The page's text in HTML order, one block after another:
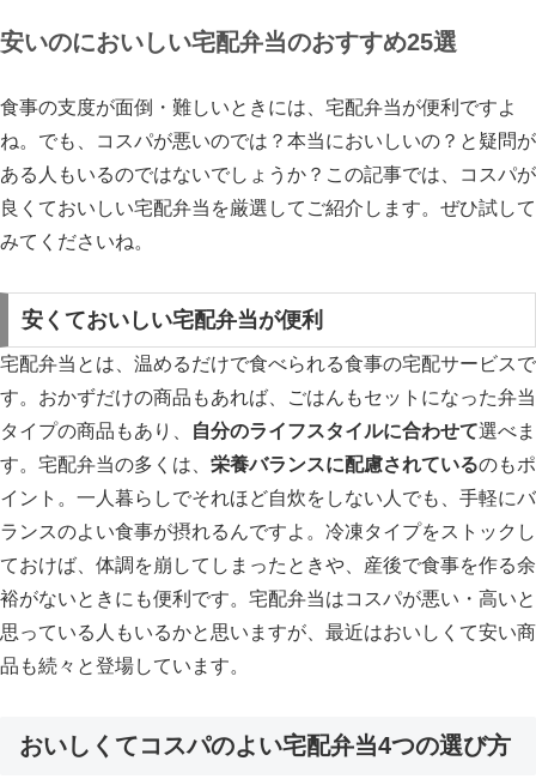
安いのにおいしい宅配弁当のおすすめ25選
食事の支度が面倒・難しいときには、宅配弁当が便利ですよ
ね。でも、コスパが悪いのでは？本当においしいの？と疑問が
ある人もいるのではないでしょうか？この記事では、コスパが
良くておいしい宅配弁当を厳選してご紹介します。ぜひ試して
みてくださいね。
安くておいしい宅配弁当が便利
宅配弁当とは、温めるだけで食べられる食事の宅配サービスで
す。おかずだけの商品もあれば、ごはんもセットになった弁当
タイプの商品もあり、
自分のライフスタイルに合わせて選べま
す。宅配弁当の多くは、 栄養バランスに配慮されているのもポ
イント。一人暮らしでそれほど自炊をしない人でも、手軽にバ
ランスのよい食事が摂れるんですよ。冷凍タイプをストックし
ておけば、体調を崩してしまったときや、産後で食事を作る余
裕がないときにも便利です。宅配弁当はコスパが悪い・高いと
思っている人もいるかと思いますが、最近はおいしくて安い商
品も続々と登場しています。
おいしくてコスパのよい宅配弁当4つの選び方